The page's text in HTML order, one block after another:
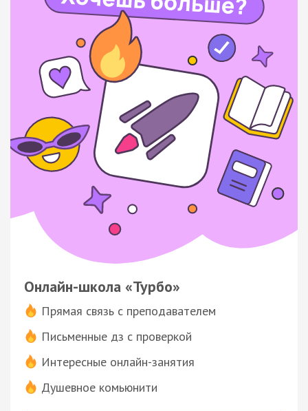
Онлайн-школа «Турбо»
Прямая связь с преподавателем
Письменные дз с проверкой
Интересные онлайн-занятия
Душевное комьюнити